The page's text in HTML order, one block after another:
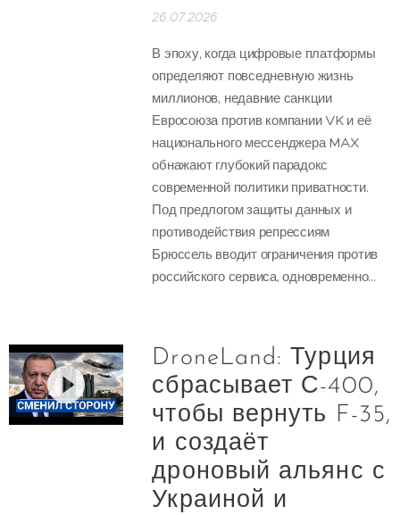
26.07.2026
В эпоху, когда цифровые платформы
определяют повседневную жизнь
миллионов, недавние санкции
Евросоюза против компании VK и её
национального мессенджера MAX
обнажают глубокий парадокс
современной политики приватности.
Под предлогом защиты данных и
противодействия репрессиям
Брюссель вводит ограничения против
российского сервиса, одновременно...
DroneLand: Турция
сбрасывает С-400,
чтобы вернуть F-35,
и создаёт
дроновый альянс с
Украиной и